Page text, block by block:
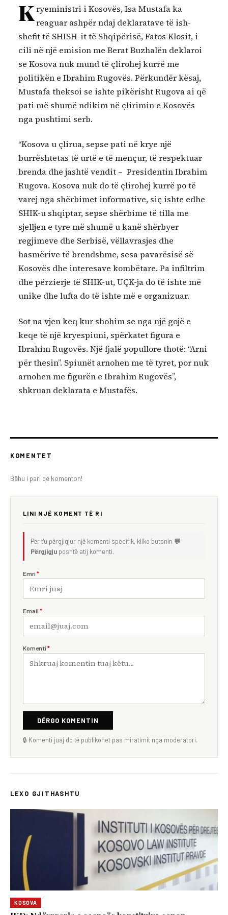
Kryeministri i Kosovës, Isa Mustafa ka
reaguar ashpër ndaj deklaratave të ish-
shefit të SHISH-it të Shqipërisë, Fatos Klosit, i
cili në një emision me Berat Buzhalën deklaroi
se Kosova nuk mund të çlirohej kurrë me
politikën e Ibrahim Rugovës. Përkundër kësaj,
Mustafa theksoi se ishte pikërisht Rugova ai që
pati më shumë ndikim në çlirimin e Kosovës
nga pushtimi serb.
“Kosova u çlirua, sepse pati në krye një
burrështetas të urtë e të mençur, të respektuar
brenda dhe jashtë vendit – Presidentin Ibrahim
Rugova. Kosova nuk do të çlirohej kurrë po të
varej nga shërbimet informative, siç ishte edhe
SHIK-u shqiptar, sepse shërbime të tilla me
sjelljen e tyre më shumë u kanë shërbyer
regjimeve dhe Serbisë, vëllavrasjes dhe
hasmërive të brendshme, sesa pavarësisë së
Kosovës dhe interesave kombëtare. Pa infiltrim
dhe përzierje të SHIK-ut, UÇK-ja do të ishte më
unike dhe lufta do të ishte më e organizuar.
Sot na vjen keq kur shohim se nga një gojë e
keqe të një kryespiuni, spërkatet figura e
Ibrahim Rugovës. Një fjalë popullore thotë: “Arni
për thesin”. Spiunët arnohen me të tyret, por nuk
arnohen me figurën e Ibrahim Rugovës”,
shkruan deklarata e Mustafës.
KOMENTET
Bëhu i pari që komenton!
LINI NJË KOMENT TË RI
Për t'u përgjigjur një komenti specifik, kliko butonin 💬
Përgjigju poshtë atij komenti.
Emri *
Email *
Komenti *
DËRGO KOMENTIN
🔒 Komenti juaj do të publikohet pas miratimit nga moderatori.
LEXO GJITHASHTU
KOSOVA